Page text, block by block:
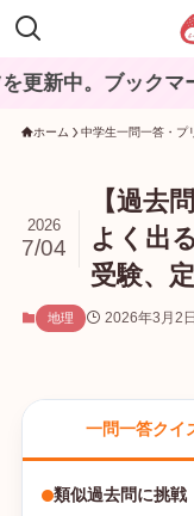
クマークもしく
ホーム 中学生一問一答・プ
【過去
よく出
受験、
2026
7/04
地理 2026年3月2日
一問一答クイ
類似過去問に挑戦